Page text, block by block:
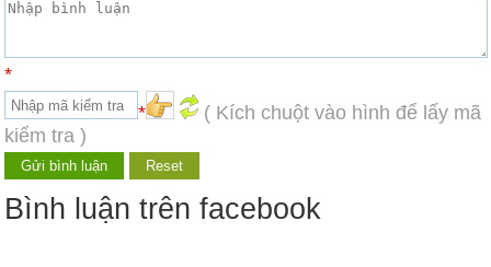
*
*
( Kích chuột vào hình để lấy mã
kiểm tra )
Bình luận trên facebook